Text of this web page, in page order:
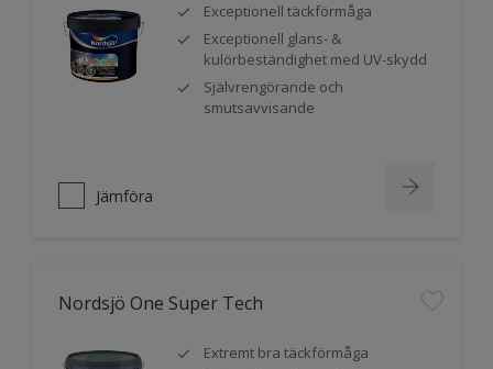
Exceptionell täckförmåga
Exceptionell glans- &
kulörbeständighet med UV-skydd
Självrengörande och
smutsavvisande
Jämföra
Nordsjö One Super Tech
Extremt bra täckförmåga